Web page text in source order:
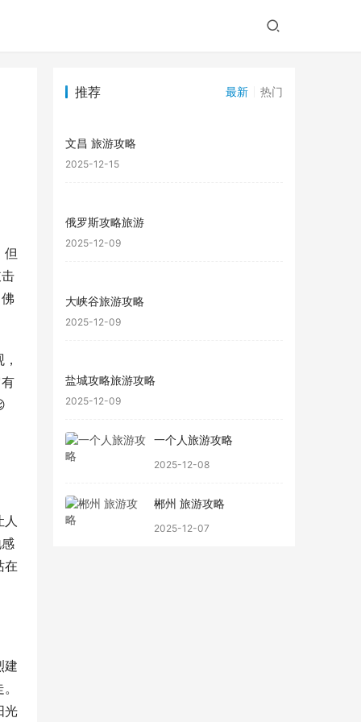
但
人
在
建
光
推荐 最新 热门
文昌 旅游攻略
2025-12-15
俄罗斯攻略旅游
2025-12-09
大峡谷旅游攻略
2025-12-09
盐城攻略旅游攻略
2025-12-09
一个人旅游攻略
2025-12-08
郴州 旅游攻略
2025-12-07